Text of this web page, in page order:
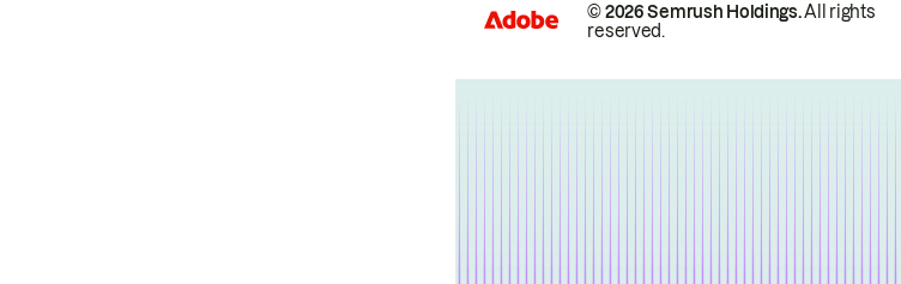
© 2026 Semrush Holdings.All rights
reserved.